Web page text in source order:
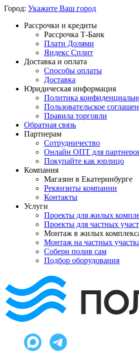
Город: Укажите Ваш город
Рассрочки и кредиты
Рассрочка Т-Банк
Плати Долями
Яндекс Сплит
Доставка и оплата
Способы оплаты
Доставка
Юридическая информация
Политика
Пользовательское
Правила торговли
Обратная связь
Партнерам
Сотрудничество
Онлайн ОПТ для
Покупайте как юрлицо
Компания
Магазин в Екатеринбурге
Реквизиты компании
Контакты
Услуги
Проекты для жилых
Проекты для частных
Монтаж в жилых
Монтаж на частных
Собери полив сам
Подбор оборудования